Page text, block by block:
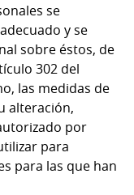
se
y se
sobre éstos, de
302 del
las medidas de
alteración,
por
para
para las que han